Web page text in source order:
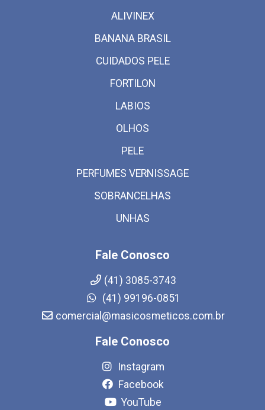
ALIVINEX
BANANA BRASIL
CUIDADOS PELE
FORTILON
LABIOS
OLHOS
PELE
PERFUMES VERNISSAGE
SOBRANCELHAS
UNHAS
Fale Conosco
(41) 3085-3743
(41) 99196-0851
comercial@masicosmeticos.com.br
Fale Conosco
Instagram
Facebook
YouTube